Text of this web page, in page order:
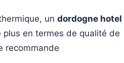
un dordogne hotel
en termes de qualité de
recommande